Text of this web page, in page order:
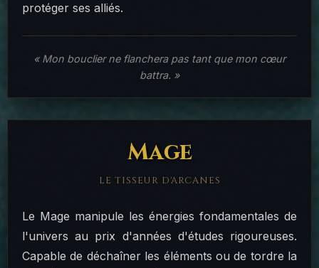
protéger ses alliés.
« Mon bouclier ne flanchera pas tant que mon cœur
battra. »
Mage
LE TISSEUR D'ARCANES
Le Mage manipule les énergies fondamentales de
l'univers au prix d'années d'études rigoureuses.
Capable de déchaîner les éléments ou de tordre la